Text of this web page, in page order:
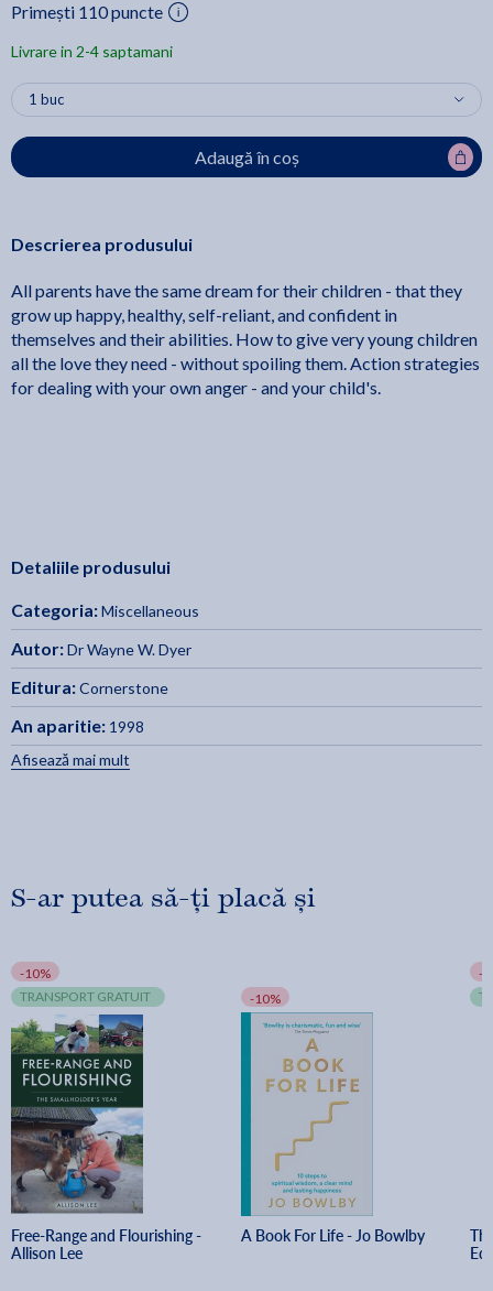
Primești 110 puncte
Livrare in 2-4 saptamani
Adaugă în coș
Descrierea produsului
All parents have the same dream for their children - that they
grow up happy, healthy, self-reliant, and confident in
themselves and their abilities. How to give very young children
all the love they need - without spoiling them. Action strategies
for dealing with your own anger - and your child's.
Detaliile produsului
Categoria:Miscellaneous
Autor:Dr Wayne W. Dyer
Editura:Cornerstone
An aparitie: 1998
Afisează mai mult
S-ar putea să-ți placă și
-10%
TRANSPORT GRATUIT
Free-Range and Flourishing -
Allison Lee
-10%
A Book For Life - Jo Bowlby
-